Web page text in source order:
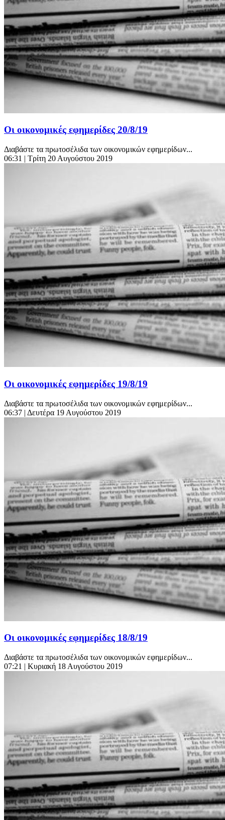
Οι οικονομικές εφημερίδες 20/8/19
Διαβάστε τα πρωτοσέλιδα των οικονομικών εφημερίδων...
06:31 | Τρίτη 20 Αυγούστου 2019
Οι οικονομικές εφημερίδες 19/8/19
Διαβάστε τα πρωτοσέλιδα των οικονομικών εφημερίδων...
06:37 | Δευτέρα 19 Αυγούστου 2019
Οι οικονομικές εφημερίδες 18/8/19
Διαβάστε τα πρωτοσέλιδα των οικονομικών εφημερίδων...
07:21 | Κυριακή 18 Αυγούστου 2019